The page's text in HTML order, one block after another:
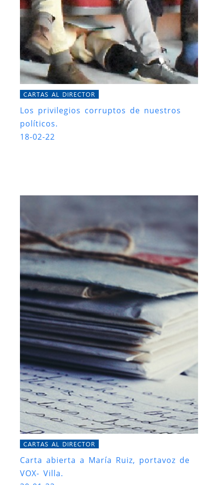
CARTAS AL DIRECTOR
Los privilegios corruptos de nuestros
políticos.
18-02-22
CARTAS AL DIRECTOR
Carta abierta a María Ruiz, portavoz de
VOX- Villa.